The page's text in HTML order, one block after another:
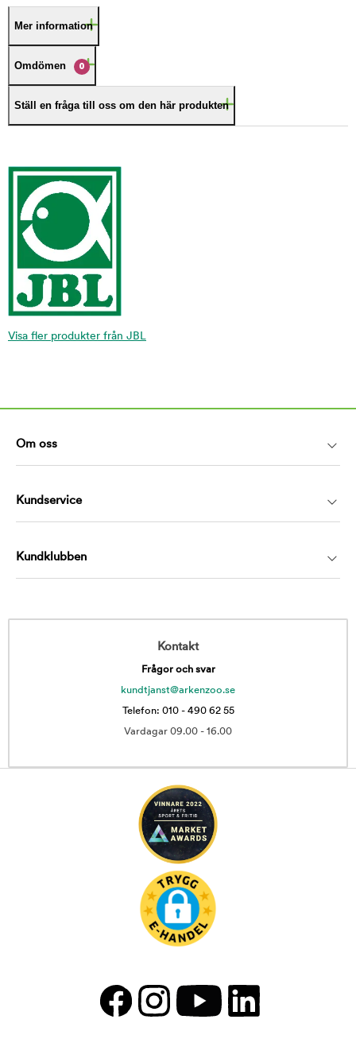
Mer information
Omdömen 0
Ställ en fråga till oss om den här produkten
Visa fler produkter från JBL
Om oss
Kundservice
Kundklubben
Kontakt
Frågor och svar
kundtjanst@arkenzoo.se
Telefon: 010 - 490 62 55
Vardagar 09.00 - 16.00